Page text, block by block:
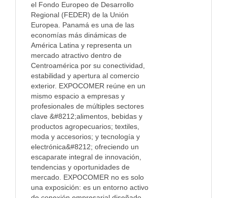
el Fondo Europeo de Desarrollo
Regional (FEDER) de la Unión
Europea. Panamá es una de las
economías más dinámicas de
América Latina y representa un
mercado atractivo dentro de
Centroamérica por su conectividad,
estabilidad y apertura al comercio
exterior. EXPOCOMER reúne en un
mismo espacio a empresas y
profesionales de múltiples sectores
clave &#8212;alimentos, bebidas y
productos agropecuarios; textiles,
moda y accesorios; y tecnología y
electrónica&#8212; ofreciendo un
escaparate integral de innovación,
tendencias y oportunidades de
mercado. EXPOCOMER no es solo
una exposición: es un entorno activo